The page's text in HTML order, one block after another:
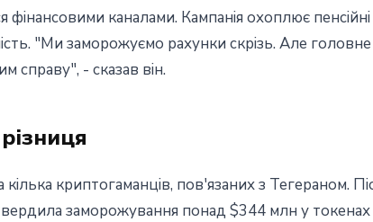
каналами. Кампанія охоплює
"Ми заморожуємо рахунки скрізь. Але
справу", - сказав він.
криптогаманців, пов'язаних з Тегераном.
заморожування понад $344 млн у токенах